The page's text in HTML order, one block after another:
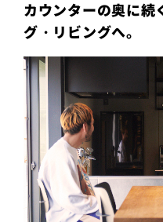
カウンターの奥に続
グ・リビングへ。